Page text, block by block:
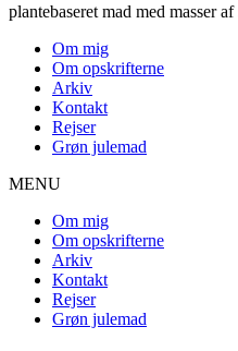
plantebaseret mad med masser af
Om mig
Om opskrifterne
Arkiv
Kontakt
Rejser
Grøn julemad
MENU
Om mig
Om opskrifterne
Arkiv
Kontakt
Rejser
Grøn julemad